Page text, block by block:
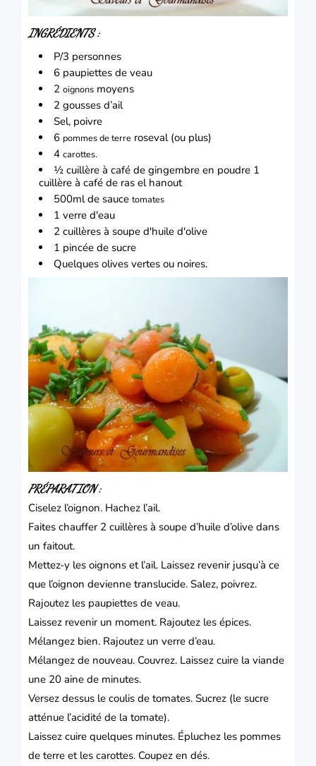
INGRÉDIENTS :
P/3 personnes
6 paupiettes de veau
2 oignons moyens
2 gousses d’ail
Sel, poivre
6 pommes de terre roseval (ou plus)
4 carottes.
½ cuillère à café de gingembre en poudre 1
cuillère à café de ras el hanout
500ml de sauce tomates
1 verre d'eau
2 cuillères à soupe d'huile d'olive
1 pincée de sucre
Quelques olives vertes ou noires.
PRÉPARATION :
Ciselez l’oignon. Hachez l’ail.
Faites chauffer 2 cuillères à soupe d’huile d’olive dans
un faitout.
Mettez-y les oignons et l’ail. Laissez revenir jusqu’à ce
que l’oignon devienne translucide. Salez, poivrez.
Rajoutez les paupiettes de veau.
Laissez revenir un moment. Rajoutez les épices.
Mélangez bien. Rajoutez un verre d’eau.
Mélangez de nouveau. Couvrez. Laissez cuire la viande
une 20 aine de minutes.
Versez dessus le coulis de tomates. Sucrez (le sucre
atténue l’acidité de la tomate).
Laissez cuire quelques minutes. Épluchez les pommes
de terre et les carottes. Coupez en dés.